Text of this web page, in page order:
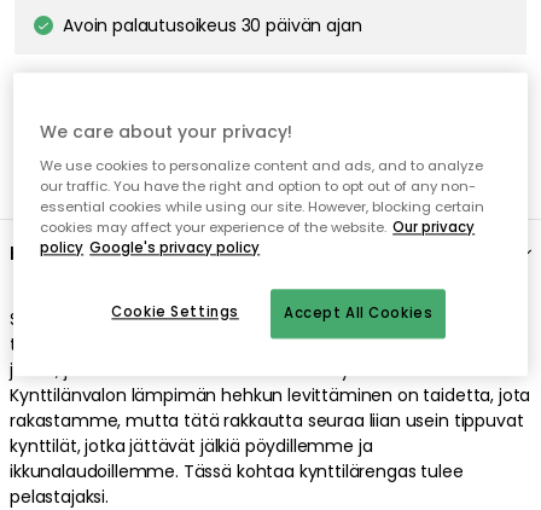
Avoin palautusoikeus 30 päivän ajan
Kuvaus
Sagaform-merkin kynttilärengas. Viva-kynttilärengas on
tulosta sydämellisestä halusta tuoda koteihimme uudelleen
jotain, joka on sekä koristeellinen että käytännöllinen.
Kynttilänvalon lämpimän hehkun levittäminen on taidetta, jota
rakastamme, mutta tätä rakkautta seuraa liian usein tippuvat
kynttilät, jotka jättävät jälkiä pöydillemme ja
ikkunalaudoillemme. Tässä kohtaa kynttilärengas tulee
pelastajaksi.
We care about your privacy!
We use cookies to personalize content and ads, and to analyze
our traffic. You have the right and option to opt out of any non-
essential cookies while using our site. However, blocking certain
cookies may affect your experience of the website. Our privacy
policy Google's privacy policy
Accept All Cookies
Cookie Settings